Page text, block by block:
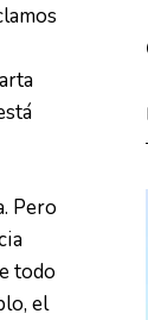
Pero
todo
el